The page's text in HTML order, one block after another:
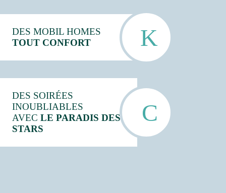
DES MOBIL HOMES
TOUT CONFORT
DES SOIRÉES
INOUBLIABLES
AVEC LE PARADIS DES
STARS